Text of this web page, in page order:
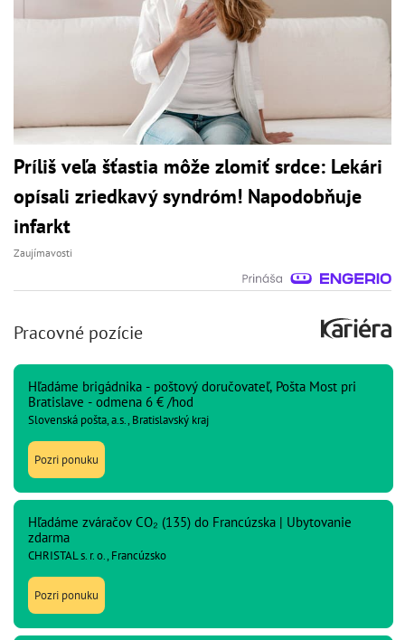
Príliš veľa šťastia môže zlomiť srdce: Lekári
opísali zriedkavý syndróm! Napodobňuje
infarkt
Zaujímavosti
Pracovné pozície
Hľadáme brigádnika - poštový doručovateľ, Pošta Most pri
Bratislave - odmena 6 € /hod
Slovenská pošta, a.s., Bratislavský kraj
Pozri ponuku
Hľadáme zváračov CO₂ (135) do Francúzska | Ubytovanie
zdarma
CHRISTAL s. r. o., Francúzsko
Pozri ponuku